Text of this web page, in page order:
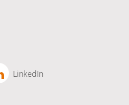
LinkedIn